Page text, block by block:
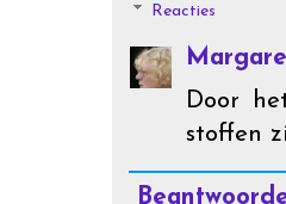
Reacties
Door
stoffen